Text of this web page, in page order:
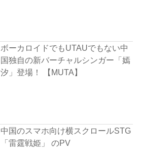
ボーカロイドでもUTAUでもない中
国独自の新バーチャルシンガー「嫣
汐」登場！ 【MUTA】
中国のスマホ向け横スクロールSTG
「雷霆戦姫」 のPV